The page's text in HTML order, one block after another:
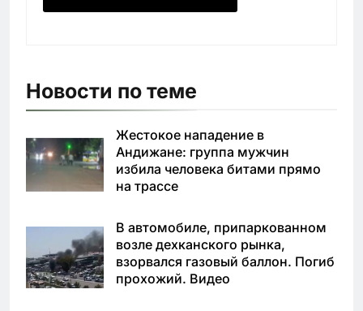
Новости по теме
Жестокое нападение в
Андижане: группа мужчин
избила человека битами прямо
на трассе
В автомобиле, припаркованном
возле дехканского рынка,
взорвался газовый баллон. Погиб
прохожий. Видео